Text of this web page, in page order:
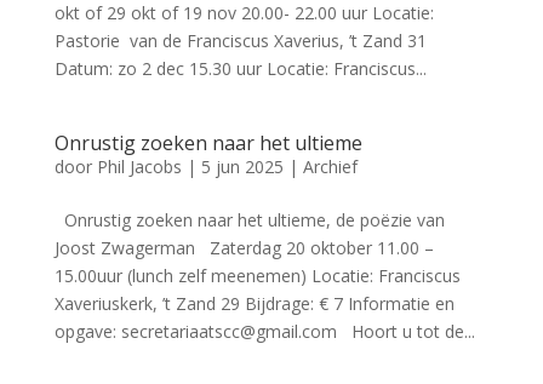
okt of 29 okt of 19 nov 20.00- 22.00 uur Locatie:
Pastorie van de Franciscus Xaverius, ’t Zand 31
Datum: zo 2 dec 15.30 uur Locatie: Franciscus...
Onrustig zoeken naar het ultieme
door Phil Jacobs | 5 jun 2025 | Archief
Onrustig zoeken naar het ultieme, de poëzie van
Joost Zwagerman Zaterdag 20 oktober 11.00 –
15.00uur (lunch zelf meenemen) Locatie: Franciscus
Xaveriuskerk, ’t Zand 29 Bijdrage: € 7 Informatie en
opgave: secretariaatscc@gmail.com Hoort u tot de...